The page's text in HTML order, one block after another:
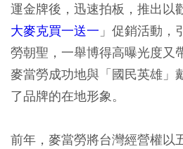
運金牌後，迅速拍板，推出以
大麥克買一送一 」促銷活動，
勞朝聖，一舉博得高曝光度又
麥當勞成功地與「國民英雄」
了品牌的在地形象。
前年，麥當勞將台灣經營權以